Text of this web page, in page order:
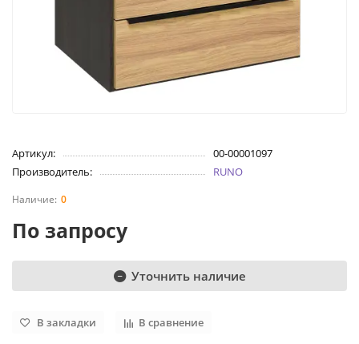
Артикул:
00-00001097
Производитель:
RUNO
0
По запросу
Уточнить наличие
В закладки В сравнение